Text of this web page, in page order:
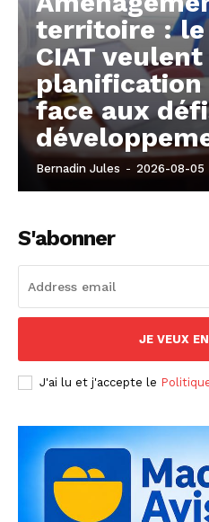
territoire : le
CIAT
planification
face aux
Bernadin Jules - 2026-08-05
S'abonner
JE VEUX
J'ai lu et j'accepte le